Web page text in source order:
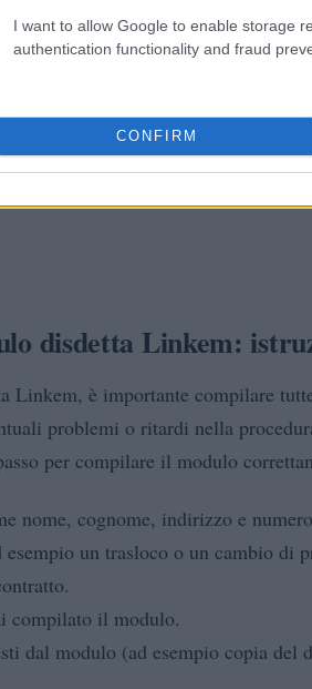
I want to allow Google to enable storage
authentication functionality and fraud
CONFIRM
disdetta Linkem:
Linkem, è importante compilare
problemi o ritardi nella
per compilare il modulo
nome, cognome, indirizzo e
un trasloco o un cambio di
compilato il modulo.
dal modulo (ad esempio copia del